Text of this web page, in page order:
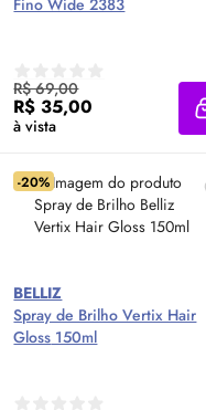
Fino Wide 2383
R$ 69,00
R$ 35,00
à vista
-20%
BELLIZ
Spray de Brilho Vertix Hair
Gloss 150ml